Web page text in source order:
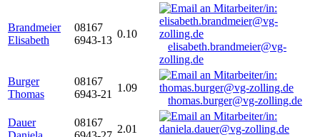
Brandmeier
Elisabeth
08167
6943-13
0.10
elisabeth.brandmeier@vg-
zolling.de
Burger
Thomas
08167
6943-21
1.09
thomas.burger@vg-zolling.de
Dauer
08167
2.01